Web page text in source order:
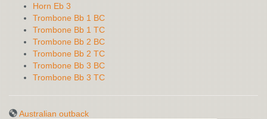
Horn Eb 3
Trombone Bb 1 BC
Trombone Bb 1 TC
Trombone Bb 2 BC
Trombone Bb 2 TC
Trombone Bb 3 BC
Trombone Bb 3 TC
Australian outback